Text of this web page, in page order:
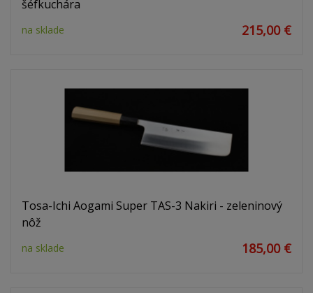
šéfkuchára
na sklade 215,00 €
Tosa-Ichi Aogami Super TAS-3 Nakiri - zeleninový
nôž
na sklade 185,00 €